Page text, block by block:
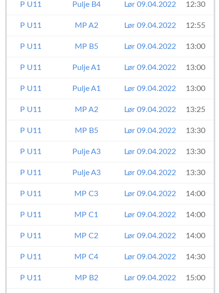
P U11 Pulje B4 Lør 09.04.2022 12:30
P U11 MP A2 Lør 09.04.2022 12:55
P U11 MP B5 Lør 09.04.2022 13:00
P U11 Pulje A1 Lør 09.04.2022 13:00
P U11 Pulje A1 Lør 09.04.2022 13:00
P U11 MP A2 Lør 09.04.2022 13:25
P U11 MP B5 Lør 09.04.2022 13:30
P U11 Pulje A3 Lør 09.04.2022 13:30
P U11 Pulje A3 Lør 09.04.2022 13:30
P U11 MP C3 Lør 09.04.2022 14:00
P U11 MP C1 Lør 09.04.2022 14:00
P U11 MP C2 Lør 09.04.2022 14:00
P U11 MP C4 Lør 09.04.2022 14:30
P U11 MP B2 Lør 09.04.2022 15:00